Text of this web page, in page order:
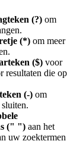
(?) om
(*) om meer
($) voor
resultaten die op
(-) om
(" ") aan het
uw zoektermen